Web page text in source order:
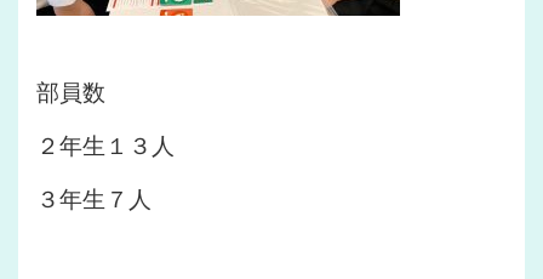
部員数
２年生１３人
３年生７人